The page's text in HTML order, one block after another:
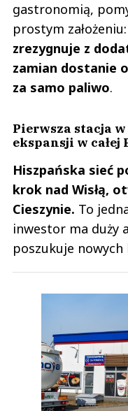
gastronomią,
prostym założeniu:
zrezygnuje z
zamian dostanie
za samo paliwo.
Pierwsza stacja
ekspansji w całej
Hiszpańska sieć
krok nad Wisłą,
Cieszynie. To
inwestor ma duży
poszukuje nowych